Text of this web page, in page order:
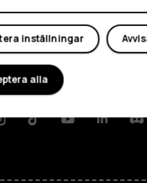
people
TiktokYoutubeLinkedin
inställningar
alla